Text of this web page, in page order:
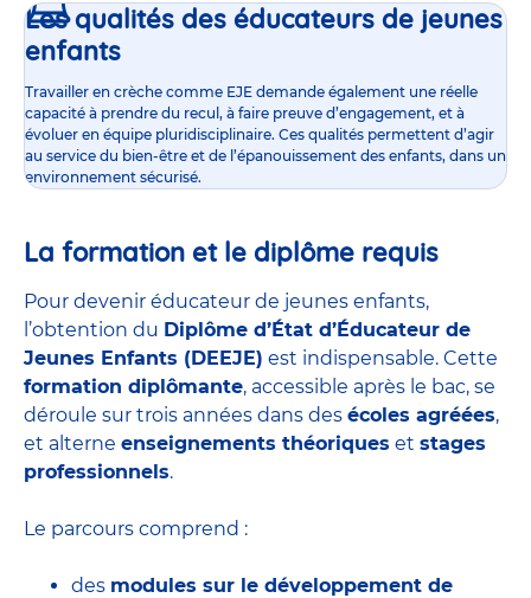
Les qualités des éducateurs de jeunes
enfants
Travailler en crèche comme EJE demande également une réelle
capacité à prendre du recul, à faire preuve d’engagement, et à
évoluer en équipe pluridisciplinaire. Ces qualités permettent d’agir
au service du bien-être et de l’épanouissement des enfants, dans un
environnement sécurisé.
La formation et le diplôme requis
Pour devenir éducateur de jeunes enfants,
l’obtention du Diplôme d’État d’Éducateur de
Jeunes Enfants (DEEJE) est indispensable. Cette
formation diplômante, accessible après le bac, se
déroule sur trois années dans des écoles agréées,
et alterne enseignements théoriques et stages
professionnels.
Le parcours comprend :
des modules sur le développement de